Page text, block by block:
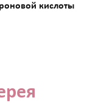
кислоты